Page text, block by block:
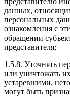
данных,
персональных
ознакомления с
обращении
представителя;
1.5.8. Уточнять
или уничтожать
устаревшими,
могут быть